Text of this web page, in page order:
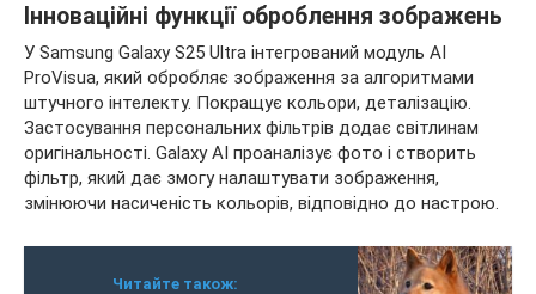
Інноваційні функції оброблення зображень
У Samsung Galaxy S25 Ultra інтегрований модуль AI
ProVisua, який обробляє зображення за алгоритмами
штучного інтелекту. Покращує кольори, деталізацію.
Застосування персональних фільтрів додає світлинам
оригінальності. Galaxy АІ проаналізує фото і створить
фільтр, який дає змогу налаштувати зображення,
змінюючи насиченість кольорів, відповідно до настрою.
Читайте також: